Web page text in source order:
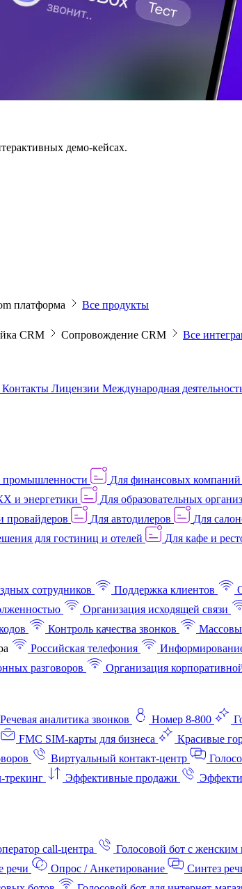
демо-кейсах.
платформа Все продукты
CRM Сопровождение CRM Все
Контакты Лицензии Международная
промышленности Для финансовых компаний
и энергетики Для образовательных
провайдеров Для автодилеров Для
для гостиниц и отелей Для кафе и
сотрудников Поддержка клиентов
Организация исходящей связи
Контроль качества звонков
Российская телефония
разговоров Организация
Речевая аналитика звонков Номер 8-800
FMC SIM-карты для бизнеса Красивые
Виртуальный контакт‑центр
трекинг Эффективные продажи
call-центра Голосовой бот с женским
речи Опрос / Анкетирование Синтез